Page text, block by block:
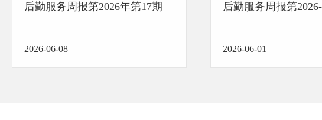
后勤服务周报第2026年第17期
2026-06-08
后勤服务周报第
2026-06-01